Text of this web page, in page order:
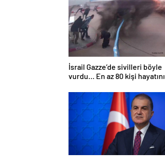
İsrail Gazze’de sivilleri böyle
vurdu… En az 80 kişi hayatını